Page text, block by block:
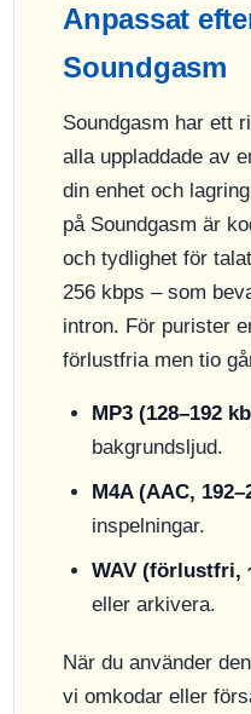
Anpassat
Soundgasm
Soundgasm har ett
alla uppladdade av
din enhet och
på Soundgasm är
och tydlighet för
256 kbps – som
intron. För purister
förlustfria men tio
MP3 (128–192
bakgrundsljud.
M4A (AAC,
inspelningar.
WAV (förlustfri,
eller arkivera.
När du använder
vi omkodar eller